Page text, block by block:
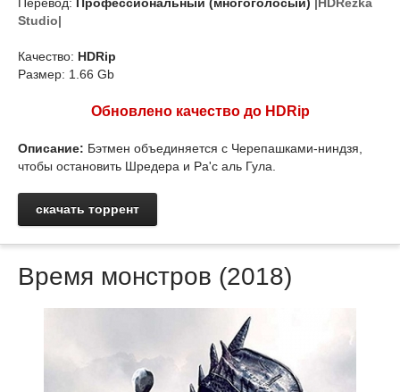
Studio|
Качество: HDRip
Размер: 1.66 Gb
Обновлено качество до HDRip
Описание: Бэтмен объединяется с Черепашками-ниндзя,
чтобы остановить Шредера и Ра'с аль Гула.
скачать торрент
Время монстров (2018)